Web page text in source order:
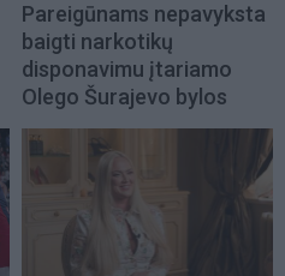
Pareigūnams nepavyksta
baigti narkotikų
disponavimu įtariamo
Olego Šurajevo bylos